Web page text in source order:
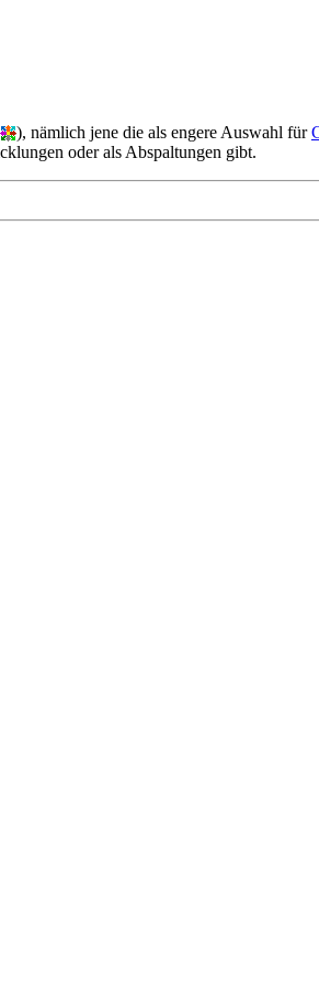
), nämlich jene die als engere Auswahl für
oder als Abspaltungen gibt.